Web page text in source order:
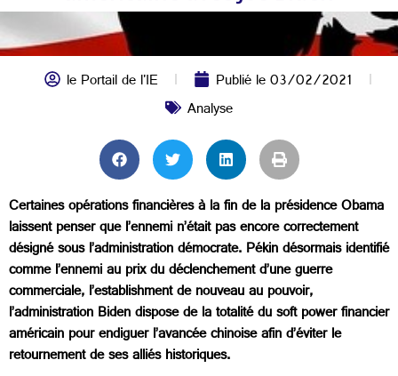
le Portail de l'IE Publié le03/02/2021
Analyse
Certaines opérations financières à la fin de la présidence Obama
laissent penser que l’ennemi n’était pas encore correctement
désigné sous l’administration démocrate. Pékin désormais identifié
comme l’ennemi au prix du déclenchement d’une guerre
commerciale, l’establishment de nouveau au pouvoir,
l’administration Biden dispose de la totalité du soft power financier
américain pour endiguer l’avancée chinoise afin d’éviter le
retournement de ses alliés historiques.